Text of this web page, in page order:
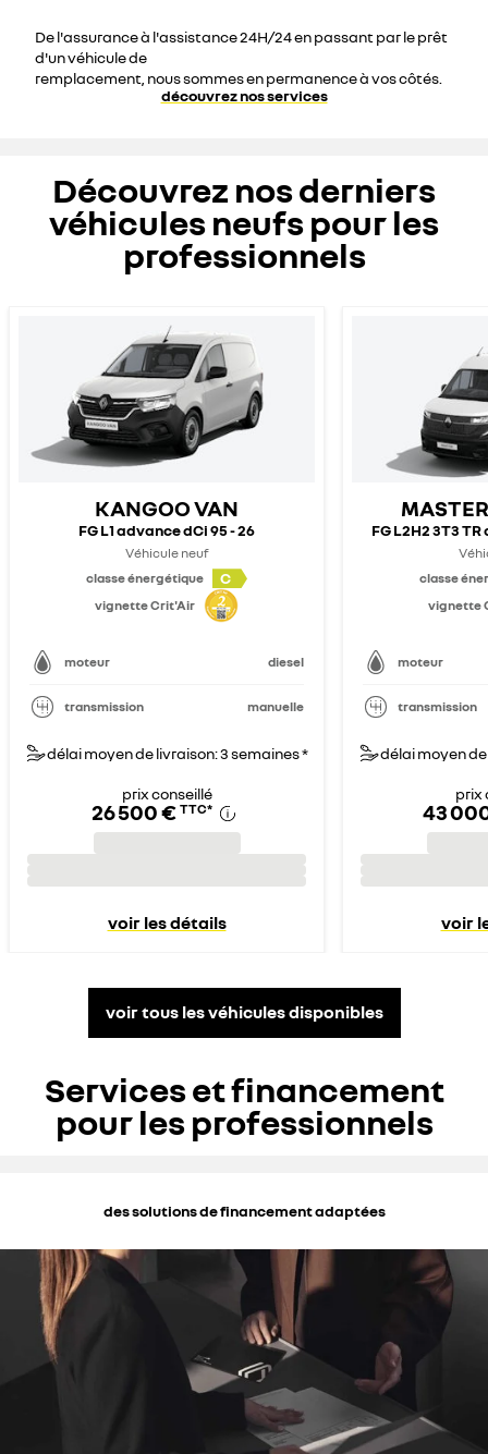
De l'assurance à l'assistance 24H/24 en passant par le prêt
d'un véhicule de
remplacement, nous sommes en permanence à vos côtés.
découvrez nos services
Découvrez nos derniers
véhicules neufs pour les
professionnels
KANGOO VAN
FG L1 advance dCi 95 - 26
Véhicule neuf
classe énergétique
C
vignette Crit'Air
moteur diesel
transmission manuelle
délai moyen de livraison: 3 semaines *
prix conseillé
26 500 € TTC*
voir les détails
FG L2H2 3T3
classe
vignette
moteur
transmission
délai moyen
prix
43
voir
voir tous les véhicules disponibles
Services et financement
pour les professionnels
des solutions de financement adaptées